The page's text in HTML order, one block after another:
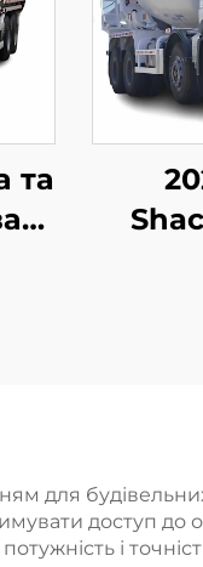
та
для
доступ до
і